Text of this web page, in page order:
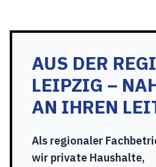
AUS DER
LEIPZIG –
AN IHREN
Als regionaler
wir private Haushalte,